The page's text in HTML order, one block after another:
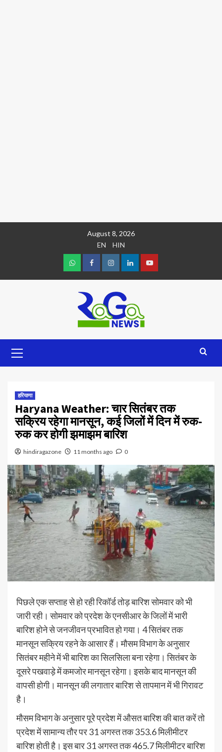
August 8, 2026
EN
HIN
हरियाणा
Haryana Weather: चार सितंबर तक
सक्रिय रहेगा मानसून, कई जिलों में दिन में रुक-
रुक कर होगी झमाझम बारिश
hindiragazone 11 months ago 0
पिछले एक सप्ताह से हो रही रिकॉर्ड तोड़ बारिश सोमवार को भी
जारी रही। सोमवार को प्रदेश के एनसीआर के जिलों में भारी
बारिश होने से जनजीवन प्रभावित हो गया। 4 सितंबर तक
मानसून सक्रिय रहने के आसार हैं। मौसम विभाग के अनुसार
सितंबर महीने में भी बारिश का सिलसिला बना रहेगा। सितंबर के
दूसरे पखवाड़े में कमजोर मानसून रहेगा। इसके बाद मानसून की
वापसी होगी। मानसून की लगातार बारिश से तापमान में भी गिरावट
है।
मौसम विभाग के अनुसार पूरे प्रदेश में औसत बारिश की बात करें तो
प्रदेश में सामान्य तौर पर 31 अगस्त तक 353.6 मिलीमीटर
बारिश होती है। इस बार 31 अगस्त तक 465.7 मिलीमीटर बारिश